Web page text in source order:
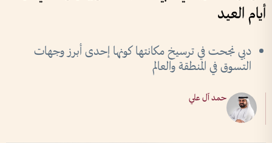
أيام العيد
دبي نجحت في ترسيخ مكانتها كونها إحدى أبرز وجهات
التسوق في المنطقة والعالم
حمد آل علي